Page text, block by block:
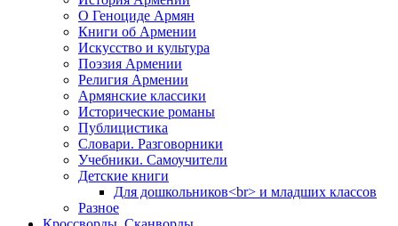
О Геноциде Армян
Книги об Армении
Иcкусство и культура
Поэзия Армении
Религия Армении
Армянские классики
Исторические романы
Публицистика
Словари. Разговорники
Учебники. Самоучители
Детские книги
Для дошкольников<br> и младших классов
Разное